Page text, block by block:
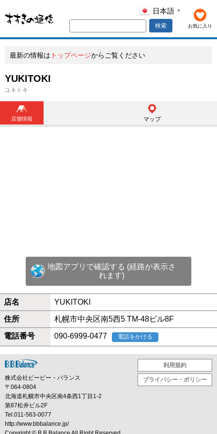
お気に入り
日本語 ▼
検索
最新の情報は トップページからご覧ください
YUKITOKI
ユキトキ
店舗情報 マップ
地図アプリで確認する (経路が表示さ
れます)
店名 YUKITOKI
住所 札幌市中央区南5西5 TM-48ビル8F
電話番号 090-6999-0477 電話をかける
株式会社ビービー・バランス
〒064-0804
北海道札幌市中央区南4条西1丁目1-2
第87松井ビル2F
Tel.011-563-0077
http://www.bbbalance.jp/
利用規約
プライバシー・ポリシー